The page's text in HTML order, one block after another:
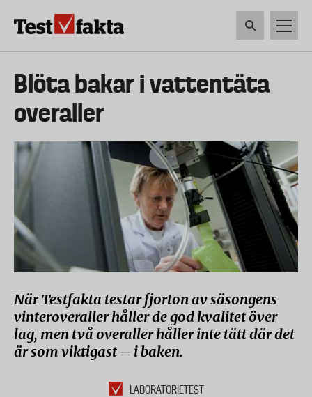
Huvudmeny
ny
Blöta bakar i vattentäta
overaller
När Testfakta testar fjorton av säsongens
vinteroveraller håller de god kvalitet över
lag, men två overaller håller inte tätt där det
är som viktigast – i baken.
LABORATORIETEST